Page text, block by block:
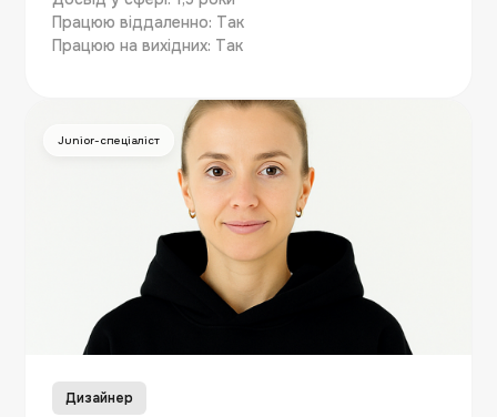
Працюю віддаленно: Так
Працюю на вихідних: Так
Junior-спеціаліст
Дизайнер